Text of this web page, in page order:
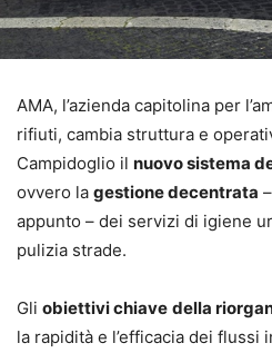
AMA, l’azienda capitolina per
rifiuti, cambia struttura e
Campidoglio il nuovo sistema
ovvero la gestione decentrata
appunto – dei servizi di igiene
pulizia strade.
Gli obiettivi chiave della
la rapidità e l’efficacia dei flussi